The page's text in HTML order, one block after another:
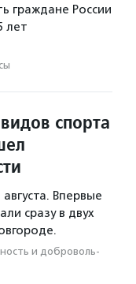
граждане России
лет
спорта
Впервые
сразу в двух
и доброволь­